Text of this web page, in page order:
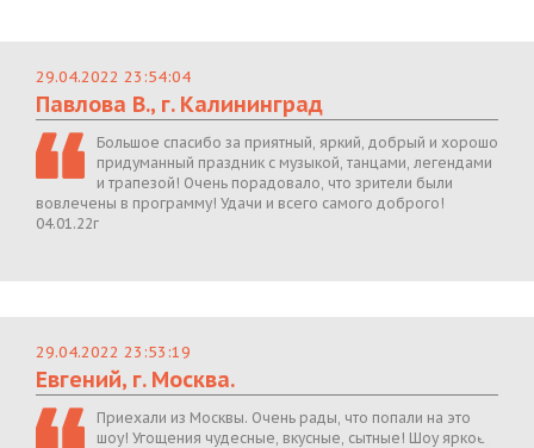
29.04.2022 23:54:04
Павлова В., г. Калининград
Большое спасибо за приятный, яркий, добрый и хорошо
придуманный праздник с музыкой, танцами, легендами
и трапезой! Очень порадовало, что зрители были
вовлечены в программу! Удачи и всего самого доброго!
04.01.22г
29.04.2022 23:53:19
Евгений, г. Москва.
Приехали из Москвы. Очень рады, что попали на это
шоу! Угощения чудесные, вкусные, сытные! Шоу яркое,